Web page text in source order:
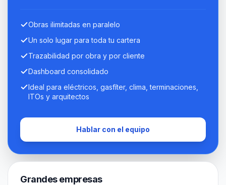
Obras ilimitadas en paralelo
Un solo lugar para toda tu cartera
Trazabilidad por obra y por cliente
Dashboard consolidado
Ideal para eléctricos, gasfíter, clima, terminaciones,
ITOs y arquitectos
Hablar con el equipo
Grandes empresas